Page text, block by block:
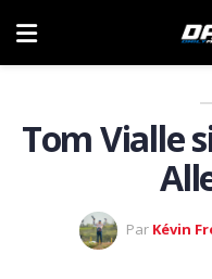
Tom Vialle
Par Kévin